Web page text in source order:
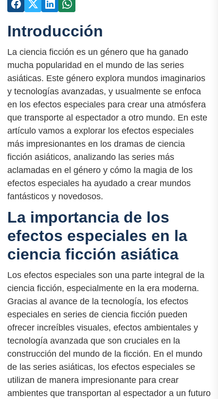
Introducción
La ciencia ficción es un género que ha ganado
mucha popularidad en el mundo de las series
asiáticas. Este género explora mundos imaginarios
y tecnologías avanzadas, y usualmente se enfoca
en los efectos especiales para crear una atmósfera
que transporte al espectador a otro mundo. En este
artículo vamos a explorar los efectos especiales
más impresionantes en los dramas de ciencia
ficción asiáticos, analizando las series más
aclamadas en el género y cómo la magia de los
efectos especiales ha ayudado a crear mundos
fantásticos y novedosos.
La importancia de los
efectos especiales en la
ciencia ficción asiática
Los efectos especiales son una parte integral de la
ciencia ficción, especialmente en la era moderna.
Gracias al avance de la tecnología, los efectos
especiales en series de ciencia ficción pueden
ofrecer increíbles visuales, efectos ambientales y
tecnología avanzada que son cruciales en la
construcción del mundo de la ficción. En el mundo
de las series asiáticas, los efectos especiales se
utilizan de manera impresionante para crear
ambientes que transportan al espectador a un futuro